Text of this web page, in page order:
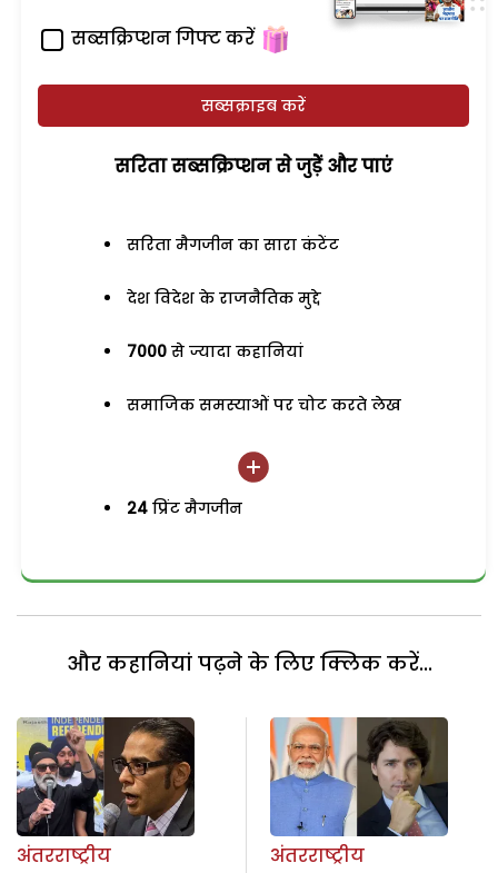
सब्सक्रिप्शन गिफ्ट करें
सब्सक्राइब करें
सरिता सब्सक्रिप्शन से जुड़ेें और पाएं
सरिता मैगजीन का सारा कंटेंट
देश विदेश के राजनैतिक मुद्दे
7000 से ज्यादा कहानियां
समाजिक समस्याओं पर चोट करते लेख
24 प्रिंट मैगजीन
और कहानियां पढ़ने के लिए क्लिक करें...
अंतरराष्ट्रीय
अंतरराष्ट्रीय